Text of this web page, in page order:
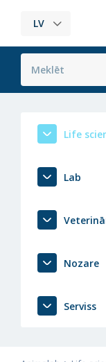
LV
Life
Lab
Nozare
Serviss